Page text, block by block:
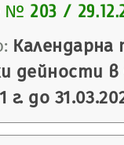
№ 203 /
дейности
г. до